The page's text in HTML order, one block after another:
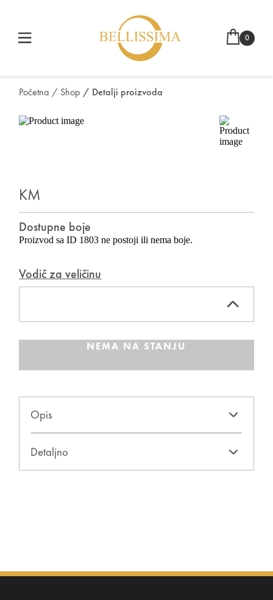
0
Početna / Shop / Detalji proizvoda
KM
Dostupne boje
Proizvod sa ID 1803 ne postoji ili nema boje.
Vodič za veličinu
NEMA NA STANJU
Opis
Detaljno